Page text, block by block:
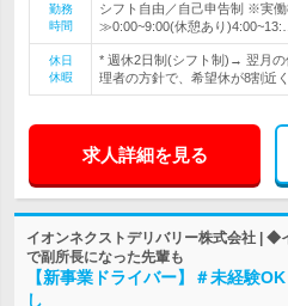
勤務
時間
シフト自由／自己申告制 ※実
≫0:00~9:00(休憩あり)4:00~13:…
休日
休暇
* 週休2日制(シフト制)→ 翌月
理者の方針で、希望休が8割近
求人詳細を見る
イオンネクストデリバリー株式会社 |
で副所長になった先輩も
【新事業ドライバー】＃未経験
し